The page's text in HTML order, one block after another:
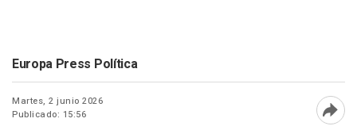
Europa Press Política
Martes, 2 junio 2026
Publicado: 15:56